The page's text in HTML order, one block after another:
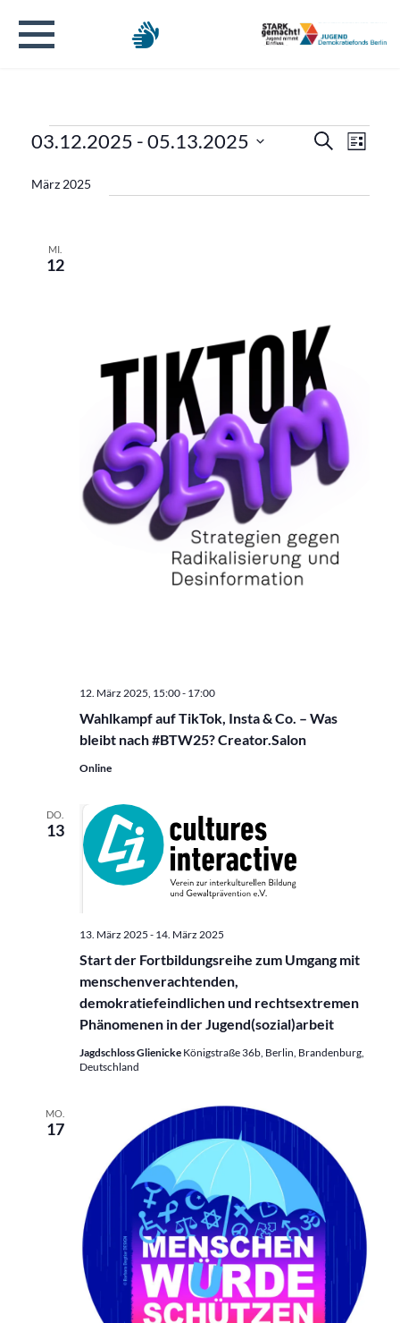
Veranstaltungen Suche
Liste
03.12.2025 - 05.13.2025
wählen.
März 2025
MI.
12
Wahlkampf auf TikTok, Insta & Co. – Was
bleibt nach #BTW25? Creator.Salon
12. März 2025, 15:00- 17:00
Online
DO.
13
Start der Fortbildungsreihe zum Umgang mit
menschenverachtenden,
demokratiefeindlichen und rechtsextremen
Phänomenen in der Jugend(sozial)arbeit
13. März 2025 - 14. März 2025
Jagdschloss Glienicke Königstraße 36b, Berlin, Brandenburg,
Deutschland
MO.
17